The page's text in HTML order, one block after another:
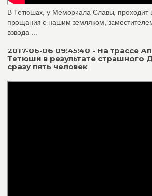
В Тетюшах, у Мемориала Славы, проходит
прощания с нашим земляком,
взвода ...
2017-06-06 09:45:40 - На трассе
Тетюши в результате страшного
сразу пять человек